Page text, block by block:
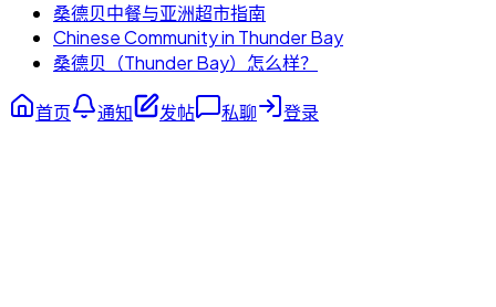
桑德贝中餐与亚洲超市指南
Chinese Community in Thunder Bay
桑德贝（Thunder Bay）怎么样？
首页 通知 发帖 私聊 登录